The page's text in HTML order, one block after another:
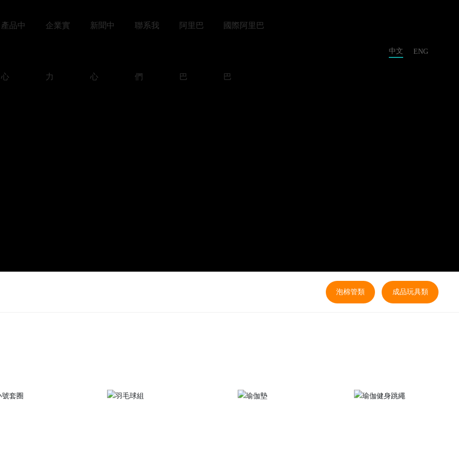
產品中
心
企業實
力
新聞中
心
聯系我
們
阿里巴
巴
國際阿里巴
巴
中文 ENG
泡棉管類 成品玩具類